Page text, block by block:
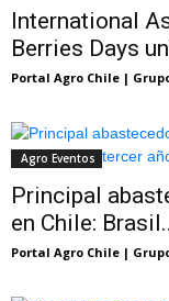
International
Berries Days
Portal Agro Chile |
Agro Eventos
Principal
en Chile:
Portal Agro Chile |